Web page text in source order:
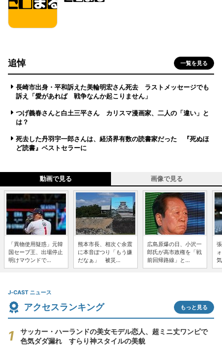
追悼 一覧を見る
長崎市出身・平和訴えた美輪明宏さん死去 ラストメッセージでも
訴え「愛があれば 戦争なんか起こりません」
つげ義春さんと白土三平さん カリスマ漫画家、二人の「違い」と
は？
死去した丹羽宇一郎さんは、経済界有数の読書家だった 『死ぬほ
ど読書』ベストセラーに
動画で見る 画像で見る
「異物使用疑惑」元韓
国セーブ王、出場停止
明けマウンドで...
熊本市長、相次ぐ余震
に本音ぽつり「もう嫌
だなぁ」 被災...
広島原爆の日、小沢一
郎氏が高市政権を「戦
前回帰路線」と...
J-CAST ニュース
アクセスランキング もっと見る
サッカー・ハーランドの美女モデル恋人、超ミニ丈ワンピで
色気ダダ漏れ すらり神スタイルの美貌